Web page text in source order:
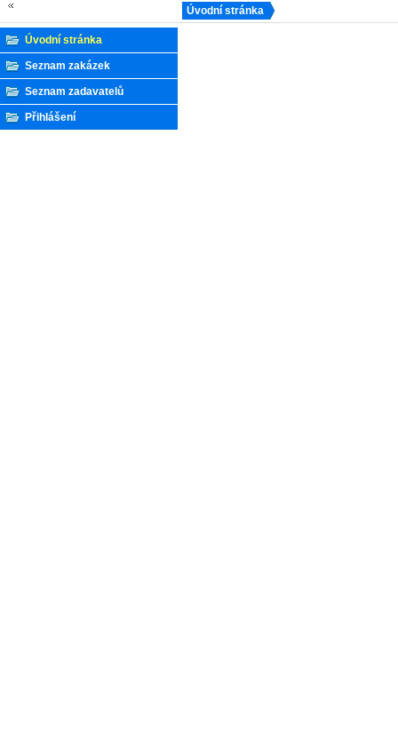
Úvodní stránka
Seznam zakázek
Seznam zadavatelů
Přihlášení
Úvodní stránka